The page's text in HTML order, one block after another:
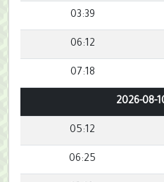
03:39
06:12
07:18
05:12
06:25